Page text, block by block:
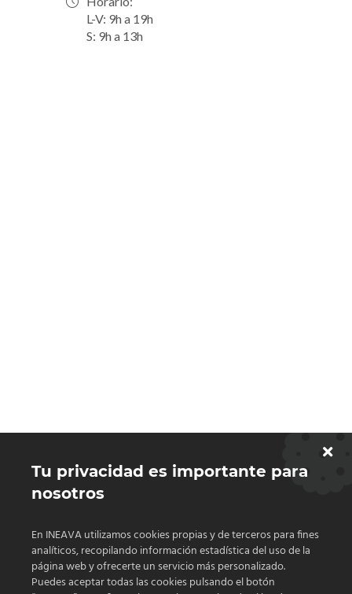
L-V: 9h a 19h
S: 9h a 13h
Tu privacidad es importante para
nosotros
En INEAVA utilizamos cookies propias y de terceros para fines
analíticos, recopilando información estadística del uso de la
página web y ofrecerte un servicio más personalizado.
Puedes aceptar todas las cookies pulsando el botón